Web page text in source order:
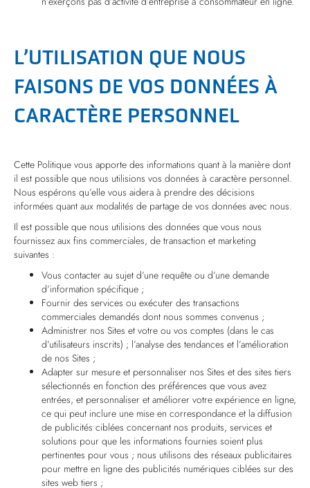
L’UTILISATION QUE NOUS
FAISONS DE VOS DONNÉES À
CARACTÈRE PERSONNEL
Cette Politique vous apporte des informations quant à la manière dont
il est possible que nous utilisions vos données à caractère personnel.
Nous espérons qu’elle vous aidera à prendre des décisions
informées quant aux modalités de partage de vos données avec nous.
Il est possible que nous utilisions des données que vous nous
fournissez aux fins commerciales, de transaction et marketing
suivantes :
Vous contacter au sujet d’une requête ou d’une demande
d’information spécifique ;
Fournir des services ou exécuter des transactions
commerciales demandés dont nous sommes convenus ;
Administrer nos Sites et votre ou vos comptes (dans le cas
d’utilisateurs inscrits) ; l’analyse des tendances et l’amélioration
de nos Sites ;
Adapter sur mesure et personnaliser nos Sites et des sites tiers
sélectionnés en fonction des préférences que vous avez
entrées, et personnaliser et améliorer votre expérience en ligne,
ce qui peut inclure une mise en correspondance et la diffusion
de publicités ciblées concernant nos produits, services et
solutions pour que les informations fournies soient plus
pertinentes pour vous ; nous utilisons des réseaux publicitaires
pour mettre en ligne des publicités numériques ciblées sur des
sites web tiers ;